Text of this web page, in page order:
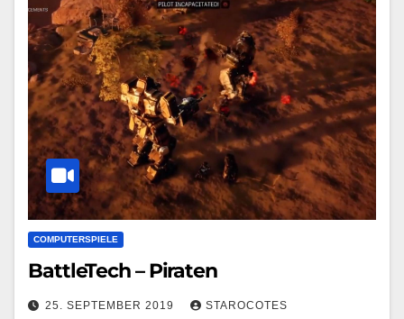
COMPUTERSPIELE
BattleTech – Piraten
25. SEPTEMBER 2019 STAROCOTES